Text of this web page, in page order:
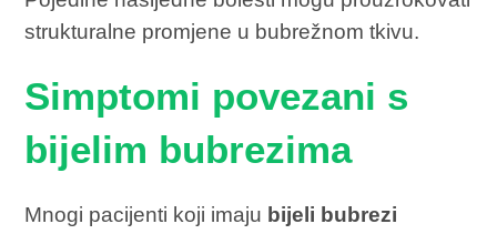
strukturalne promjene u bubrežnom tkivu.
Simptomi povezani s
bijelim bubrezima
Mnogi pacijenti koji imaju bijeli bubrezi